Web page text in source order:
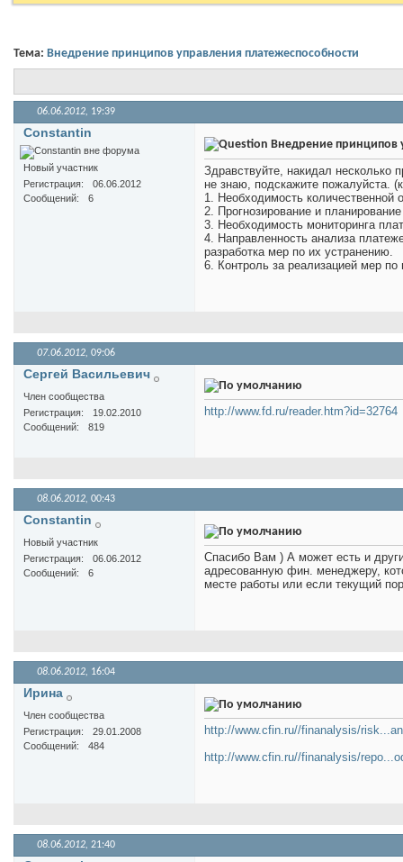
Тема: Внедрение принципов управления платежеспособности
06.06.2012, 19:39
Constantin
Новый участник
Регистрация
06.06.2012
Сообщений
6
Внедрение принципов
Здравствуйте, накидал несколько
не знаю, подскажите пожалуйста.
1. Необходимость количественной
2. Прогнозирование и
3. Необходимость мониторинга
4. Направленность анализа
разработка мер по их устранению.
6. Контроль за реализацией мер
07.06.2012, 09:06
Сергей Васильевич
Член сообщества
Регистрация
19.02.2010
Сообщений
819
http://www.fd.ru/reader.htm?id=32764
08.06.2012, 00:43
Constantin
Новый участник
Регистрация
06.06.2012
Сообщений
6
Спасибо Вам ) А может есть и
адресованную фин. менеджеру,
месте работы или если текущий
08.06.2012, 16:04
Иринa
Член сообщества
Регистрация
29.01.2008
Сообщений
484
http://www.cfin.ru//finanalysis/
http://www.cfin.ru//finanalysis/
08.06.2012, 21:40